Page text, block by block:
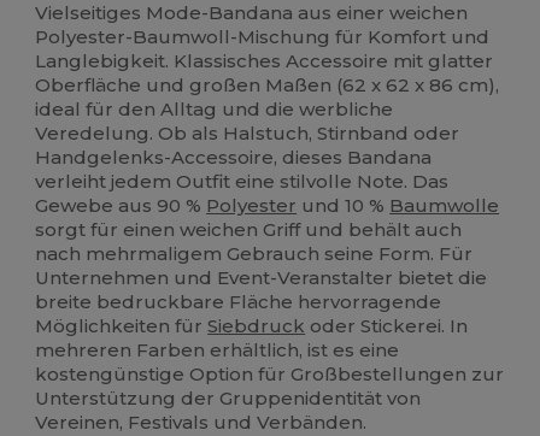
Vielseitiges Mode-Bandana aus einer weichen
Polyester-Baumwoll-Mischung für Komfort und
Langlebigkeit. Klassisches Accessoire mit glatter
Oberfläche und großen Maßen (62 x 62 x 86 cm),
ideal für den Alltag und die werbliche
Veredelung. Ob als Halstuch, Stirnband oder
Handgelenks-Accessoire, dieses Bandana
verleiht jedem Outfit eine stilvolle Note. Das
Gewebe aus 90 % Polyester und 10 % Baumwolle
sorgt für einen weichen Griff und behält auch
nach mehrmaligem Gebrauch seine Form. Für
Unternehmen und Event-Veranstalter bietet die
breite bedruckbare Fläche hervorragende
Möglichkeiten fürSiebdruck oder Stickerei. In
mehreren Farben erhältlich, ist es eine
kostengünstige Option für Großbestellungen zur
Unterstützung der Gruppenidentität von
Vereinen, Festivals und Verbänden.